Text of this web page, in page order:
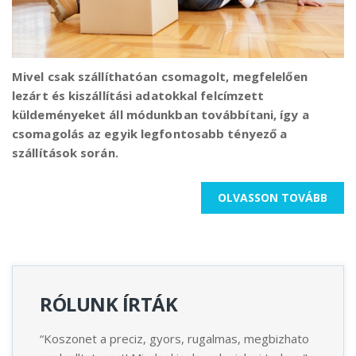
Költöztetés megrendeléséhez kattintson ide.
Mivel csak szállíthatóan csomagolt, megfelelően
lezárt és kiszállítási adatokkal felcímzett
küldeményeket áll módunkban továbbítani, így a
csomagolás az egyik legfontosabb tényező a
szállítások során.
OLVASSON TOVÁBB
RÓLUNK ÍRTÁK
“Koszonet a preciz, gyors, rugalmas, megbizhato